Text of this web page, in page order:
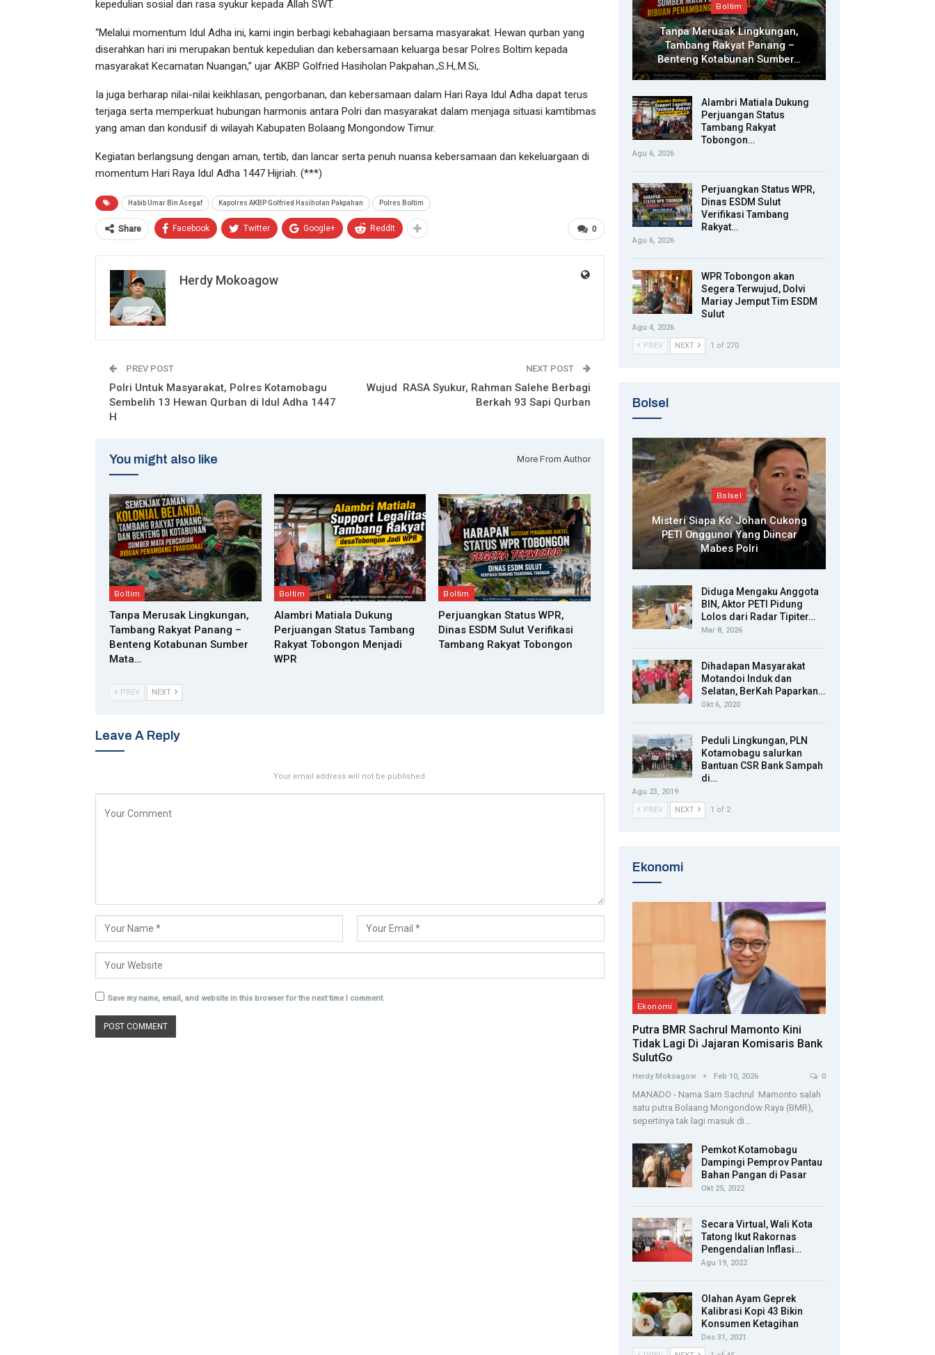
kepedulian sosial dan rasa syukur kepada Allah SWT.
“Melalui momentum Idul Adha ini, kami ingin berbagi kebahagiaan bersama masyarakat. Hewan qurban yang
diserahkan hari ini merupakan bentuk kepedulian dan kebersamaan keluarga besar Polres Boltim kepada
masyarakat Kecamatan Nuangan,” ujar AKBP Golfried Hasiholan Pakpahan.,S.H,.M.Si,.
Ia juga berharap nilai-nilai keikhlasan, pengorbanan, dan kebersamaan dalam Hari Raya Idul Adha dapat terus
terjaga serta memperkuat hubungan harmonis antara Polri dan masyarakat dalam menjaga situasi kamtibmas
yang aman dan kondusif di wilayah Kabupaten Bolaang Mongondow Timur.
Kegiatan berlangsung dengan aman, tertib, dan lancar serta penuh nuansa kebersamaan dan kekeluargaan di
momentum Hari Raya Idul Adha 1447 Hijriah. (***)
Habib Umar Bin Asegaf Kapolres AKBP Golfried Hasiholan Pakpahan Polres Boltim
0
Share Facebook Twitter Google+ ReddIt
Herdy Mokoagow
PREV POST
Polri Untuk Masyarakat, Polres Kotamobagu
Sembelih 13 Hewan Qurban di Idul Adha 1447
H
NEXT POST
Wujud RASA Syukur, Rahman Salehe Berbagi
Berkah 93 Sapi Qurban
You might also like More From Author
Boltim
Tanpa Merusak Lingkungan,
Tambang Rakyat Panang –
Benteng Kotabunan Sumber
Mata…
Boltim
Alambri Matiala Dukung
Perjuangan Status Tambang
Rakyat Tobongon Menjadi
WPR
Boltim
Perjuangkan Status WPR,
Dinas ESDM Sulut Verifikasi
Tambang Rakyat Tobongon
PREV NEXT
Leave A Reply
Your email address will not be published.
Save my name, email, and website in this browser for the next time I comment.
Boltim
Tanpa Merusak Lingkungan,
Tambang Rakyat Panang –
Benteng Kotabunan Sumber…
Alambri Matiala Dukung
Perjuangan Status
Tambang Rakyat
Tobongon…
Agu 6, 2026
Perjuangkan Status WPR,
Dinas ESDM Sulut
Verifikasi Tambang
Rakyat…
Agu 6, 2026
WPR Tobongon akan
Segera Terwujud, Dolvi
Mariay Jemput Tim ESDM
Sulut
Agu 4, 2026
PREV
NEXT 1 of 270
Bolsel
Bolsel
Misteri Siapa Ko’ Johan Cukong
PETI Onggunoi Yang Diincar
Mabes Polri
Diduga Mengaku Anggota
BIN, Aktor PETI Pidung
Lolos dari Radar Tipiter…
Mar 8, 2026
Dihadapan Masyarakat
Motandoi Induk dan
Selatan, BerKah Paparkan…
Okt 6, 2020
Peduli Lingkungan, PLN
Kotamobagu salurkan
Bantuan CSR Bank Sampah
di…
Agu 23, 2019
PREV
NEXT 1 of 2
Ekonomi
Ekonomi
Putra BMR Sachrul Mamonto Kini
Tidak Lagi Di Jajaran Komisaris Bank
SulutGo
Herdy Mokoagow Feb 10, 2026 0
MANADO - Nama Sam Sachrul Mamonto salah
satu putra Bolaang Mongondow Raya (BMR),
sepertinya tak lagi masuk di…
Pemkot Kotamobagu
Dampingi Pemprov Pantau
Bahan Pangan di Pasar
Okt 25, 2022
Secara Virtual, Wali Kota
Tatong Ikut Rakornas
Pengendalian Inflasi…
Agu 19, 2022
Olahan Ayam Geprek
Kalibrasi Kopi 43 Bikin
Konsumen Ketagihan
Des 31, 2021